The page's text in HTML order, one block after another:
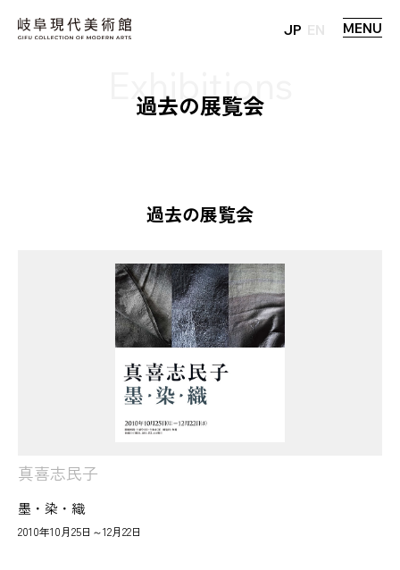
MENU
JP EN
過去の展覧会
過去の展覧会
真喜志民子
墨・染・織
2010年10月25日～12月22日